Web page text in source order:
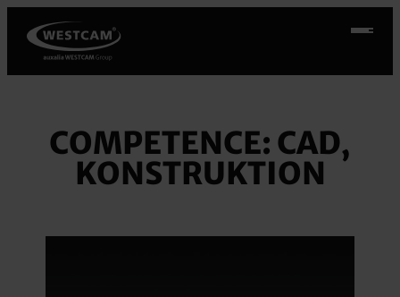
Přeskočit
obsah
COMPETENCE: CAD,
KONSTRUKTION